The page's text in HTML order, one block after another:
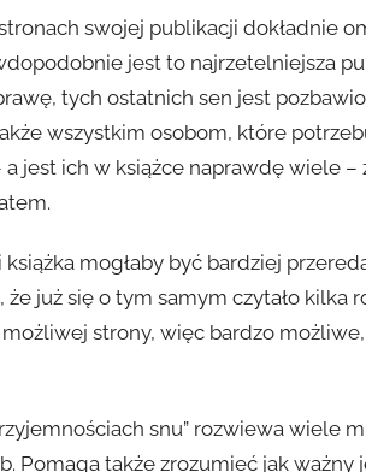
swojej publikacji dokładnie
jest to najrzetelniejsza
tych ostatnich sen jest
wszystkim osobom, które
jest ich w książce naprawdę wiele
mogłaby być bardziej
już się o tym samym czytało kilka
strony, więc bardzo
snu” rozwiewa wiele
Pomaga także zrozumieć jak ważny